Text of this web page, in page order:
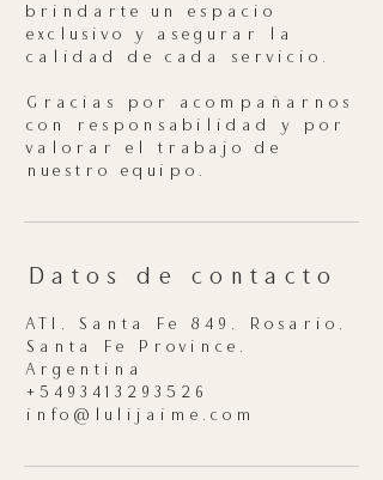
brindarte un espacio
exclusivo y asegurar la
calidad de cada servicio.
Gracias por acompañarnos
con responsabilidad y por
valorar el trabajo de
nuestro equipo.
Datos de contacto
ATI, Santa Fe 849, Rosario,
Santa Fe Province,
Argentina
+5493413293526
info@lulijaime.com